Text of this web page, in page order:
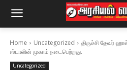
Home Uncategorized
திருச்சி தேவர்
ஸ்டாலின் முகாம் நடைபெற்றது.
Uncategorized